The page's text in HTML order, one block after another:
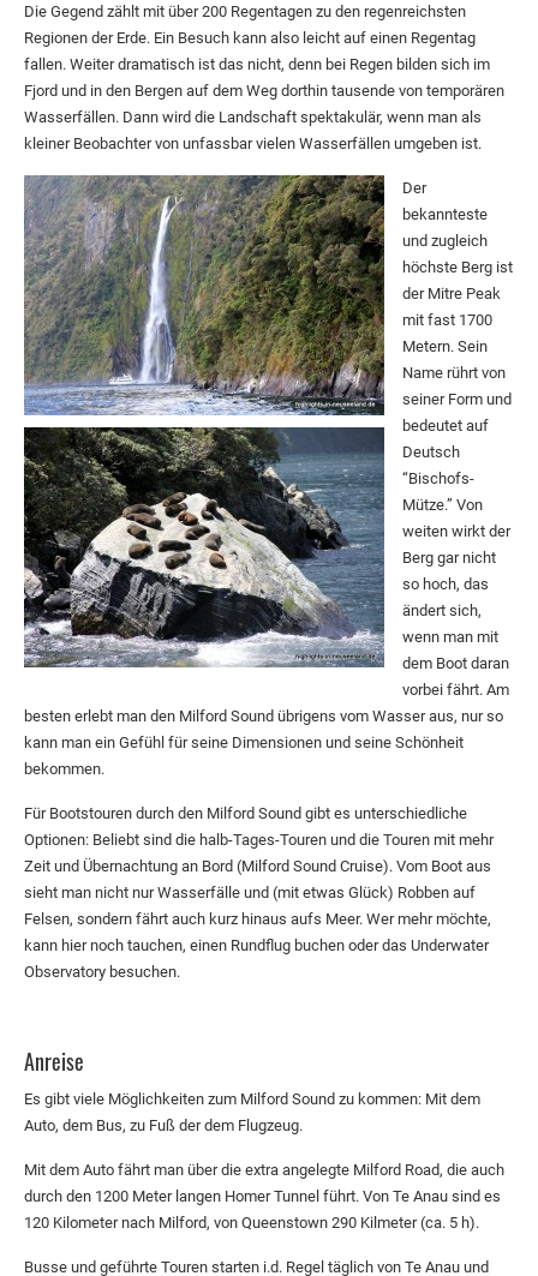
Die Gegend zählt mit über 200 Regentagen zu den regenreichsten
Regionen der Erde. Ein Besuch kann also leicht auf einen Regentag
fallen. Weiter dramatisch ist das nicht, denn bei Regen bilden sich im
Fjord und in den Bergen auf dem Weg dorthin tausende von temporären
Wasserfällen. Dann wird die Landschaft spektakulär, wenn man als
kleiner Beobachter von unfassbar vielen Wasserfällen umgeben ist.
Der
bekannteste
und zugleich
höchste Berg ist
der Mitre Peak
mit fast 1700
Metern. Sein
Name rührt von
seiner Form und
bedeutet auf
Deutsch
“Bischofs-
Mütze.” Von
weiten wirkt der
Berg gar nicht
so hoch, das
ändert sich,
wenn man mit
dem Boot daran
vorbei fährt. Am
besten erlebt man den Milford Sound übrigens vom Wasser aus, nur so
kann man ein Gefühl für seine Dimensionen und seine Schönheit
bekommen.
Für Bootstouren durch den Milford Sound gibt es unterschiedliche
Optionen: Beliebt sind die halb-Tages-Touren und die Touren mit mehr
Zeit und Übernachtung an Bord (Milford Sound Cruise). Vom Boot aus
sieht man nicht nur Wasserfälle und (mit etwas Glück) Robben auf
Felsen, sondern fährt auch kurz hinaus aufs Meer. Wer mehr möchte,
kann hier noch tauchen, einen Rundflug buchen oder das Underwater
Observatory besuchen.
Anreise
Es gibt viele Möglichkeiten zum Milford Sound zu kommen: Mit dem
Auto, dem Bus, zu Fuß der dem Flugzeug.
Mit dem Auto fährt man über die extra angelegte Milford Road, die auch
durch den 1200 Meter langen Homer Tunnel führt. Von Te Anau sind es
120 Kilometer nach Milford, von Queenstown 290 Kilmeter (ca. 5 h).
Busse und geführte Touren starten i.d. Regel täglich von Te Anau und